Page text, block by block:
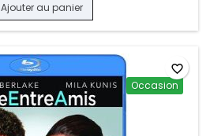
Ajouter au panier
Occasion
favorite_border